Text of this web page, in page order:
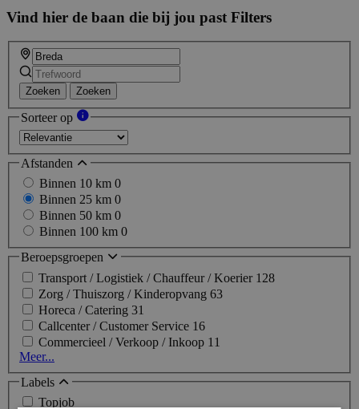
Vind hier de baan die bij jou past Filters
Zoeken Zoeken
Sorteer op
Afstanden
Binnen 10 km 0
Binnen 25 km 0
Binnen 50 km 0
Binnen 100 km 0
Beroepsgroepen
Transport / Logistiek / Chauffeur / Koerier 128
Zorg / Thuiszorg / Kinderopvang 63
Horeca / Catering 31
Callcenter / Customer Service 16
Commercieel / Verkoop / Inkoop 11
Meer...
Labels
Topjob